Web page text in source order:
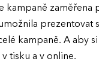
kampaně
kampaně. A aby
tisku a v online.